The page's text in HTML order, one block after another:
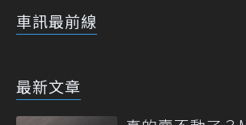
車訊最前線
最新文章